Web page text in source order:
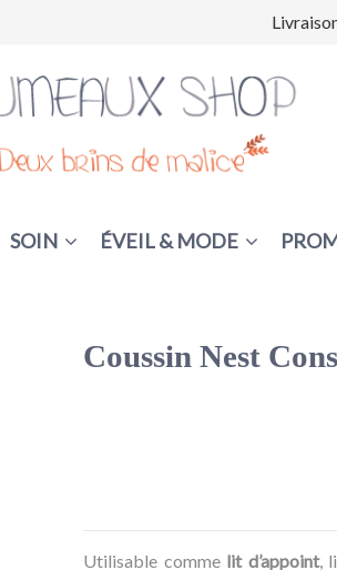
SOIN ÉVEIL & MODE
Coussin Nest
Utilisable comme lit d’appoint,